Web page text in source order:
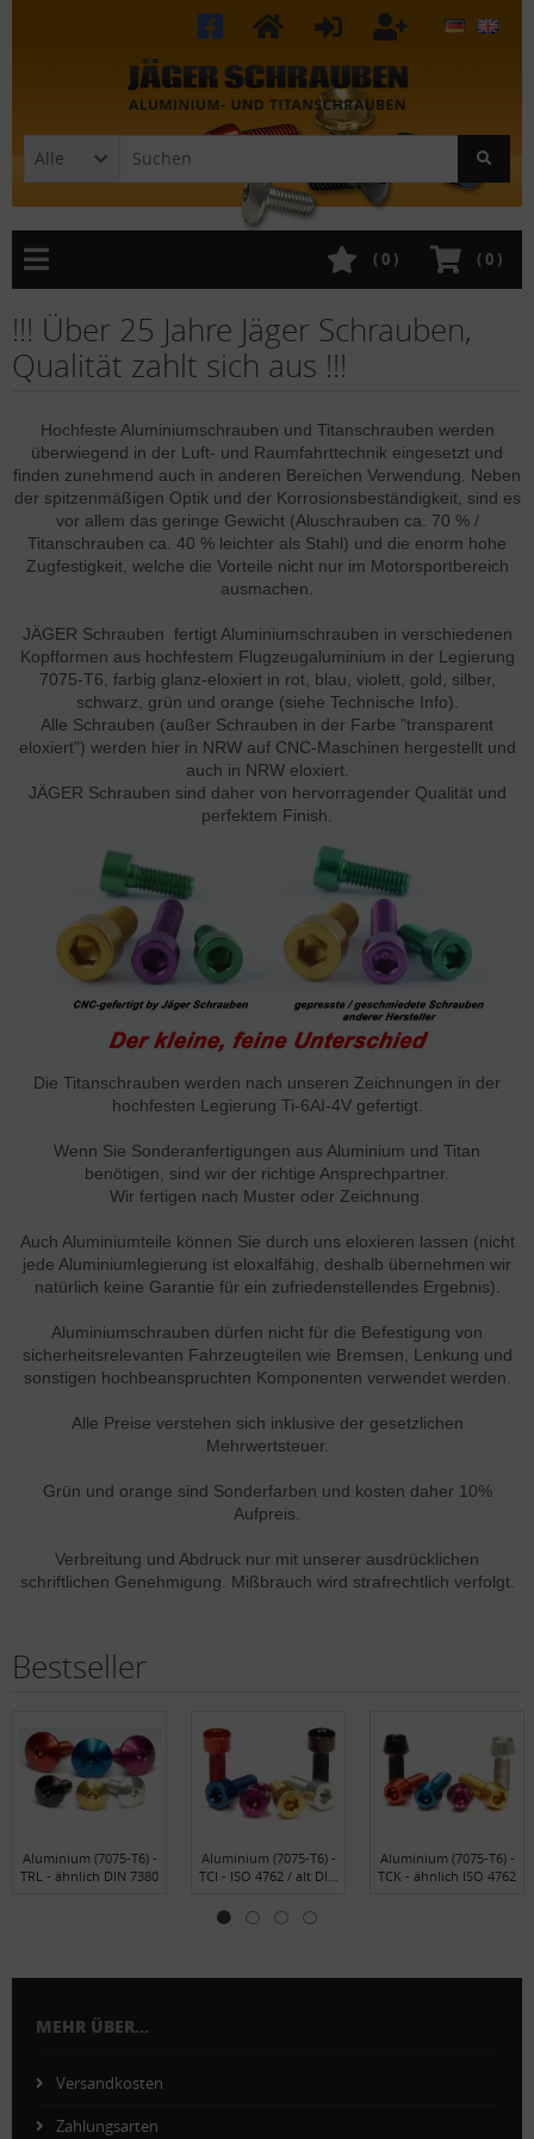
Alle
(0 )
(0 )
!!! Über 25 Jahre Jäger Schrauben,
Qualität zahlt sich aus !!!
Hochfeste Aluminiumschrauben und Titanschrauben werden
überwiegend in der Luft- und Raumfahrttechnik eingesetzt und
finden zunehmend auch in anderen Bereichen Verwendung. Neben
der spitzenmäßigen Optik und der Korrosionsbeständigkeit, sind es
vor allem das geringe Gewicht (Aluschrauben ca. 70 % /
Titanschrauben ca. 40 % leichter als Stahl) und die enorm hohe
Zugfestigkeit, welche die Vorteile nicht nur im Motorsportbereich
ausmachen.
JÄGER Schrauben fertigt Aluminiumschrauben in verschiedenen
Kopfformen aus hochfestem Flugzeugaluminium in der Legierung
7075-T6, farbig glanz-eloxiert in rot, blau, violett, gold, silber,
schwarz, grün und orange (siehe Technische Info).
Alle Schrauben (außer Schrauben in der Farbe "transparent
eloxiert") werden hier in NRW auf CNC-Maschinen hergestellt und
auch in NRW eloxiert.
JÄGER Schrauben sind daher von hervorragender Qualität und
perfektem Finish.
Die Titanschrauben werden nach unseren Zeichnungen in der
hochfesten Legierung Ti-6AI-4V gefertigt.
Wenn Sie Sonderanfertigungen aus Aluminium und Titan
benötigen, sind wir der richtige Ansprechpartner.
Wir fertigen nach Muster oder Zeichnung.
Auch Aluminiumteile können Sie durch uns eloxieren lassen (nicht
jede Aluminiumlegierung ist eloxalfähig, deshalb übernehmen wir
natürlich keine Garantie für ein zufriedenstellendes Ergebnis).
Aluminiumschrauben dürfen nicht für die Befestigung von
sicherheitsrelevanten Fahrzeugteilen wie Bremsen, Lenkung und
sonstigen hochbeanspruchten Komponenten verwendet werden.
Alle Preise verstehen sich inklusive der gesetzlichen
Mehrwertsteuer.
Grün und orange sind Sonderfarben und kosten daher 10%
Aufpreis.
Verbreitung und Abdruck nur mit unserer ausdrücklichen
schriftlichen Genehmigung. Mißbrauch wird strafrechtlich verfolgt.
Bestseller
Aluminium (7075-T6) -
TRL - ähnlich DIN 7380
Aluminium (7075-T6) -
TCI - ISO 4762 / alt DIN
Aluminium (7075-T6) -
TCK - ähnlich ISO 4762
MEHR ÜBER...
Versandkosten
Zahlungsarten